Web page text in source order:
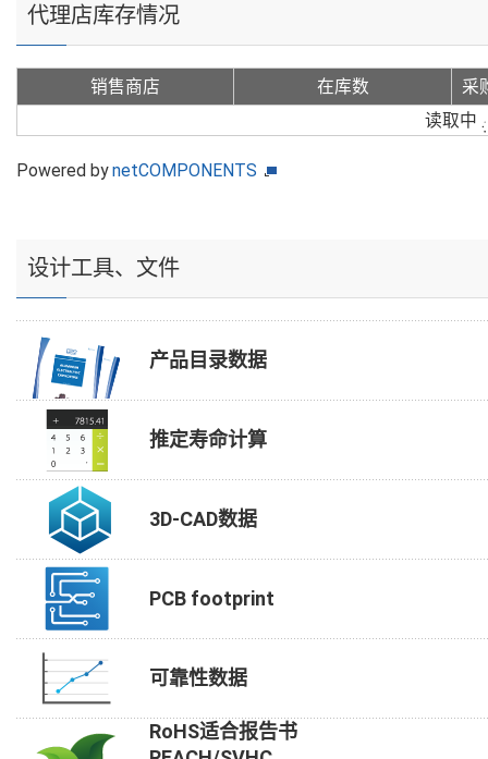
代理店库存情况
销售商店 在库数
采
读取中
Powered bynetCOMPONENTS
设计工具、文件
产品目录数据
推定寿命计算
3D-CAD数据
PCB footprint
可靠性数据
RoHS适合报告书